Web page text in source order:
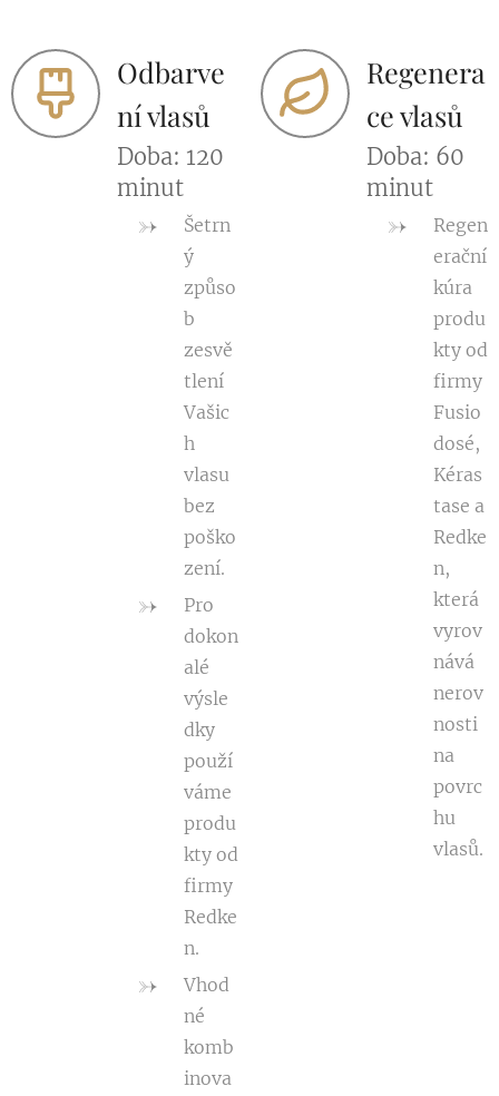
Odbarve
ní vlasů
Doba: 120
minut
Šetrn
ý
způso
b
zesvě
tlení
Vašic
h
vlasu
bez
poško
zení.
Pro
dokon
alé
výsle
dky
použí
váme
produ
kty od
firmy
Redke
n.
Vhod
né
komb
inova
Regenera
ce vlasů
Doba: 60
minut
Regen
erační
kúra
produ
kty od
firmy
Fusio
dosé,
Kéras
tase a
Redke
n,
která
vyrov
nává
nerov
nosti
na
povrc
hu
vlasů.